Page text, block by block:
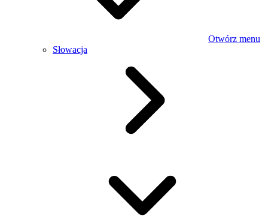
Otwórz menu
Słowacja